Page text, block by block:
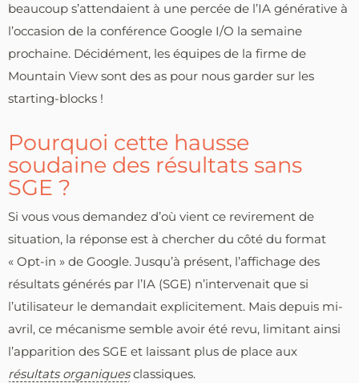
beaucoup s’attendaient à une percée de l’IA générative à
l’occasion de la conférence Google I/O la semaine
prochaine. Décidément, les équipes de la firme de
Mountain View sont des as pour nous garder sur les
starting-blocks !
Pourquoi cette hausse
soudaine des résultats sans
SGE ?
Si vous vous demandez d’où vient ce revirement de
situation, la réponse est à chercher du côté du format
« Opt-in » de Google. Jusqu’à présent, l’affichage des
résultats générés par l’IA (SGE) n’intervenait que si
l’utilisateur le demandait explicitement. Mais depuis mi-
avril, ce mécanisme semble avoir été revu, limitant ainsi
l’apparition des SGE et laissant plus de place aux
résultats organiquesclassiques.